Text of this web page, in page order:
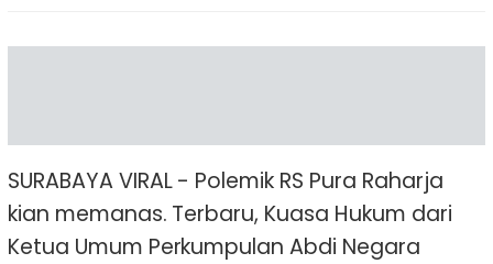
SURABAYA VIRAL - Polemik RS Pura Raharja
kian memanas. Terbaru, Kuasa Hukum dari
Ketua Umum Perkumpulan Abdi Negara